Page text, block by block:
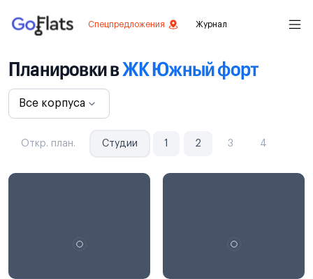
Спецпредложения Журнал
Планировки вЖК Южный форт
Все корпуса
Откр. план. Студии 1 2 3 4